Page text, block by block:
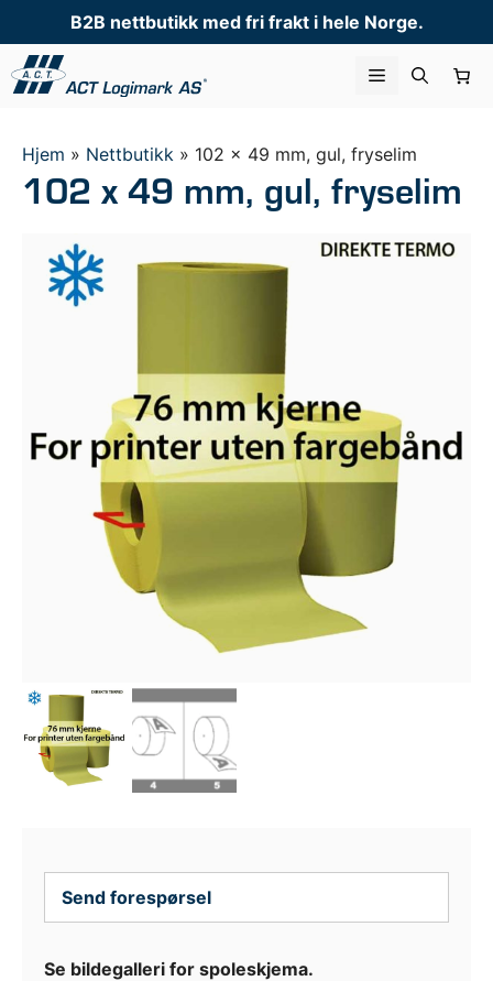
til
innhold
B2B nettbutikk med fri frakt i hele Norge.
Meny
Hjem » Nettbutikk » 102 x 49 mm, gul, fryselim
102 x 49 mm, gul, fryselim
Send forespørsel
Se bildegalleri for spoleskjema.